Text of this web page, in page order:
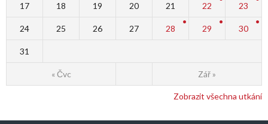
« Čvc Zář »
17 18 19 20 21 22 23
24 25 26 27 28 29 30
31
Zobrazit všechna utkání